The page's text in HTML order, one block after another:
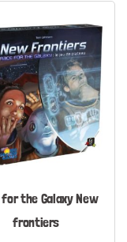
the Galaxy New
frontiers